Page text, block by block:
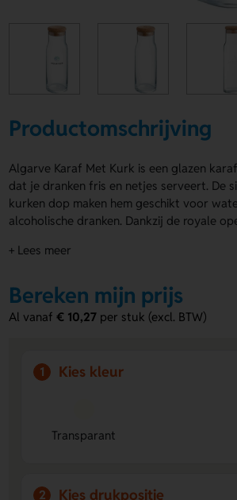
Productomschrijving
Algarve Karaf Met Kurk is een glazen
dat je dranken fris en netjes serveert. De
kurken dop maken hem geschikt voor
alcoholische dranken. Dankzij de royale
heeft een inhoud van 1.000 ml. Je kunt de
gravering op de dop is mogelijk. Algarve
bestel je direct of via offerte.
Kurk
Royale inhoud:
Handig in gebruik:
+ Lees meer
Bereken mijn prijs
Al vanaf€ 10,27 per stuk (excl. BTW)
1 Kies kleur
Transparant
2 Kies drukpositie